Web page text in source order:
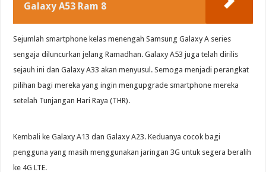
Galaxy A53 Ram 8
Sejumlah smartphone kelas menengah Samsung Galaxy A series
sengaja diluncurkan jelang Ramadhan. Galaxy A53 juga telah dirilis
sejauh ini dan Galaxy A33 akan menyusul. Semoga menjadi perangkat
pilihan bagi mereka yang ingin mengupgrade smartphone mereka
setelah Tunjangan Hari Raya (THR).
Kembali ke Galaxy A13 dan Galaxy A23. Keduanya cocok bagi
pengguna yang masih menggunakan jaringan 3G untuk segera beralih
ke 4G LTE.